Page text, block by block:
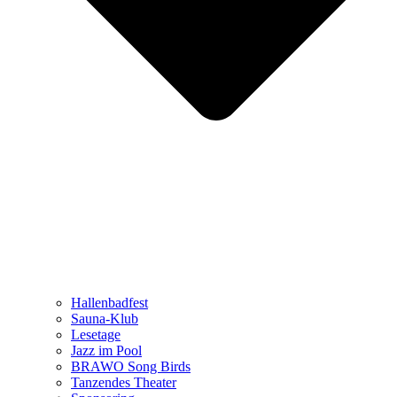
Hallenbadfest
Sauna-Klub
Lesetage
Jazz im Pool
BRAWO Song Birds
Tanzendes Theater